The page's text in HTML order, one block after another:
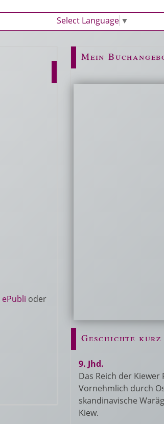
Select Language ▼
ePubli oder
Mein
Geschichte kurz
9. Jhd.
Das Reich der Kiewer
Vornehmlich durch
skandinavische
Kiew.